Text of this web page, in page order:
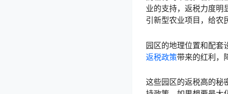
业的支持，返税力度明
引新型农业项目，给农
园区的地理位置和配套
返税政策带来的红利，
这些园区的返税高的秘